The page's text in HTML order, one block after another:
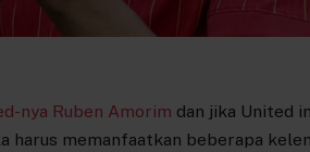
nya Ruben Amorim dan jika United
harus memanfaatkan beberapa